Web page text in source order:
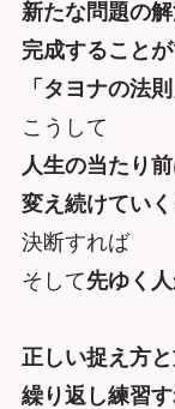
新たな問題の
完成することが
「タヨナの法則
こうして
人生の当たり
変え続けてい
決断すれば
そして先ゆく
正しい捉え方
繰り返し練習